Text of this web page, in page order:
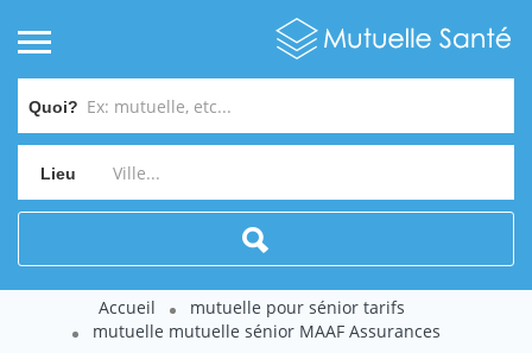
Quoi?
Lieu
Accueil
mutuelle pour sénior tarifs
mutuelle mutuelle sénior MAAF Assurances